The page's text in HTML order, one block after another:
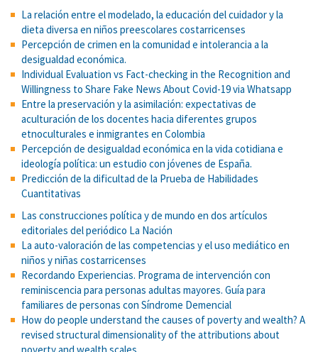
La relación entre el modelado, la educación del cuidador y la
dieta diversa en niños preescolares costarricenses
Percepción de crimen en la comunidad e intolerancia a la
desigualdad económica.
Individual Evaluation vs Fact-checking in the Recognition and
Willingness to Share Fake News About Covid-19 via Whatsapp
Entre la preservación y la asimilación: expectativas de
aculturación de los docentes hacia diferentes grupos
etnoculturales e inmigrantes en Colombia
Percepción de desigualdad económica en la vida cotidiana e
ideología política: un estudio con jóvenes de España.
Predicción de la dificultad de la Prueba de Habilidades
Cuantitativas
Las construcciones política y de mundo en dos artículos
editoriales del periódico La Nación
La auto-valoración de las competencias y el uso mediático en
niños y niñas costarricenses
Recordando Experiencias. Programa de intervención con
reminiscencia para personas adultas mayores. Guía para
familiares de personas con Síndrome Demencial
How do people understand the causes of poverty and wealth? A
revised structural dimensionality of the attributions about